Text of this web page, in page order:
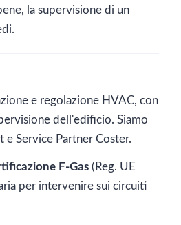
la supervisione di un
e regolazione HVAC, con
dell'edificio. Siamo
e Service Partner Coster.
F-Gas (Reg. UE
per intervenire sui circuiti